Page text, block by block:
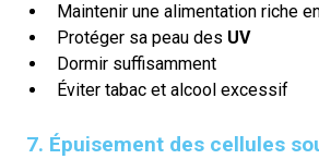
Maintenir une alimentation riche
Protéger sa peau des UV
Dormir suffisamment
Éviter tabac et alcool excessif
7. Épuisement des cellules